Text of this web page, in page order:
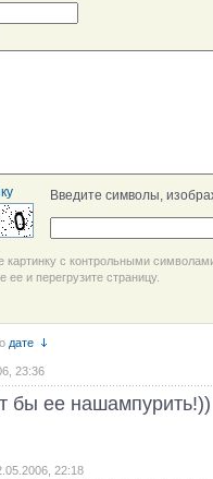
Введите символы,
картинку с контрольными
ее и перегрузите страницу.
дате
23:36
бы ее нашампурить!))
22:18